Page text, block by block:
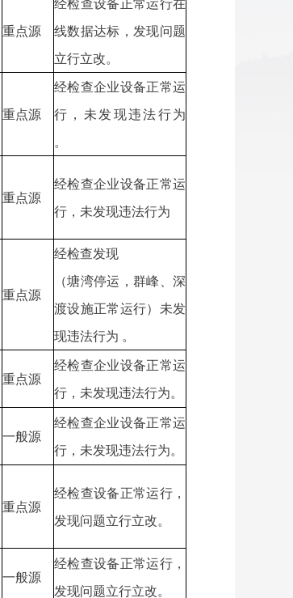
重点源
线数据达标，发现问题
立行立改。
重点源
经检查企业设备正常运
行，未发现违法行为
。
重点源
经检查企业设备正常运
行，未发现违法行为
重点源
经检查发现
（塘湾停运，群峰、深
渡设施正常运行）未发
现违法行为 。
重点源
经检查企业设备正常运
行，未发现违法行为。
一般源
经检查企业设备正常运
行，未发现违法行为。
重点源
经检查设备正常运行，
发现问题立行立改。
一般源
经检查设备正常运行，
发现问题立行立改。